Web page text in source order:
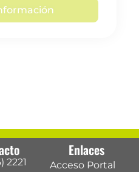
2221
Enlaces
Acceso Portal